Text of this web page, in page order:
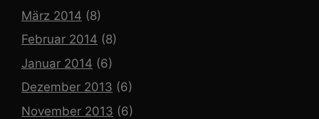
März 2014 (8)
Februar 2014 (8)
Januar 2014 (6)
Dezember 2013 (6)
November 2013 (6)